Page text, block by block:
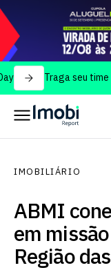
Traga seu time para o
IMOBILIÁRIO
ABMI
em
Região